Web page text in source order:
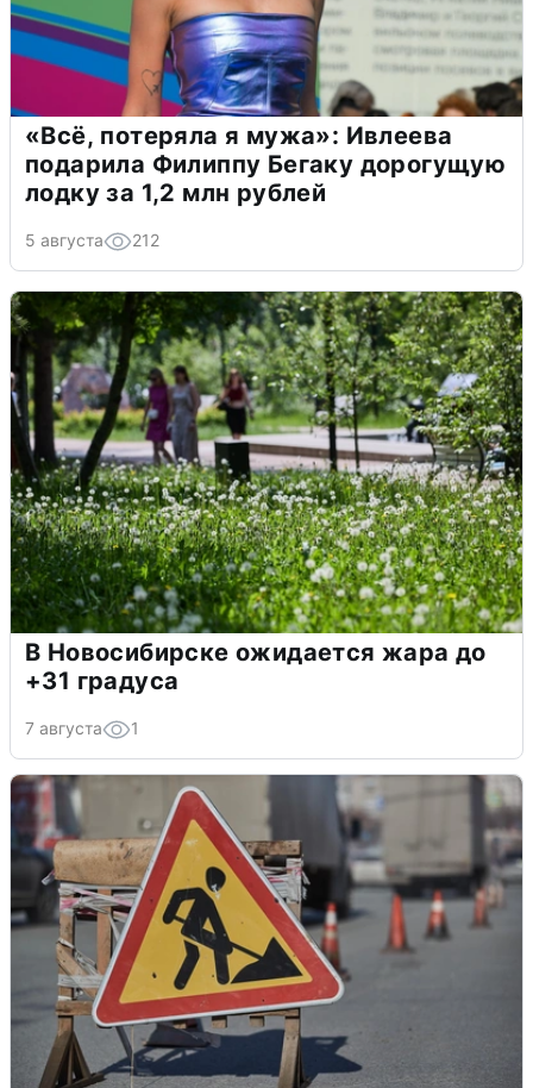
«Всё, потеряла я мужа»: Ивлеева
подарила Филиппу Бегаку дорогущую
лодку за 1,2 млн рублей
5 августа 212
В Новосибирске ожидается жара до
+31 градуса
7 августа 1